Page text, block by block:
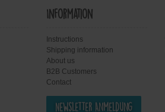
Information
Instructions
Shipping information
About us
B2B Customers
Contact
Newsletter Anmeldung